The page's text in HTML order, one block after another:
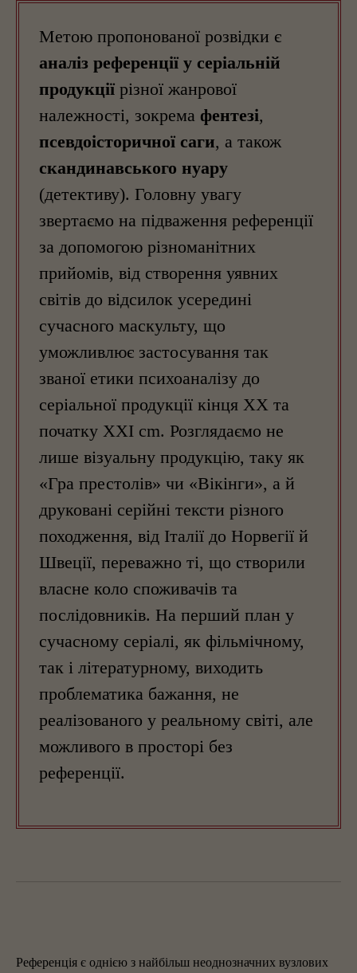
Метою пропонованої розвідки є
аналіз референції у серіальній
продукції різної жанрової
належності, зокрема фентезі,
псевдоісторичної саги, а також
скандинавського нуару
(детективу). Головну увагу
звертаємо на підваження референції
за допомогою різноманітних
прийомів, від створення уявних
світів до відсилок усередині
сучасного маскульту, що
уможливлює застосування так
званої етики психоаналізу до
серіальної продукції кінця XX та
початку XXI cm. Розглядаємо не
лише візуальну продукцію, таку як
«Гра престолів» чи «Вікінги», а й
друковані серійні тексти різного
походження, від Італії до Норвегії й
Швеції, переважно ті, що створили
власне коло споживачів та
послідовників. На перший план у
сучасному серіалі, як фільмічному,
так і літературному, виходить
проблематика бажання, не
реалізованого у реальному світі, але
можливого в просторі без
референції.
Референція є однією з найбільш неоднозначних вузлових